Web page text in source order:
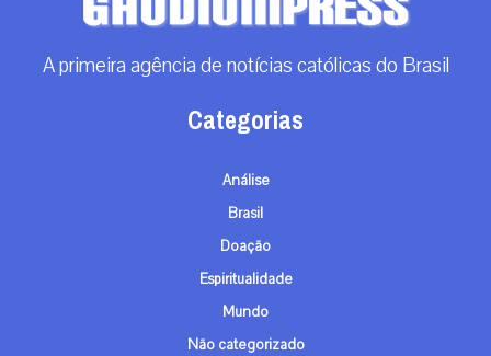
A primeira agência de notícias católicas do Brasil
Categorias
Análise
Brasil
Doação
Espiritualidade
Mundo
Não categorizado